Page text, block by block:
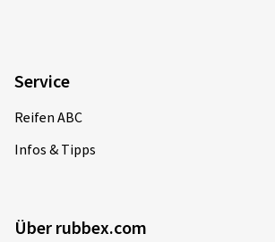
Service
Reifen ABC
Infos & Tipps
Über rubbex.com